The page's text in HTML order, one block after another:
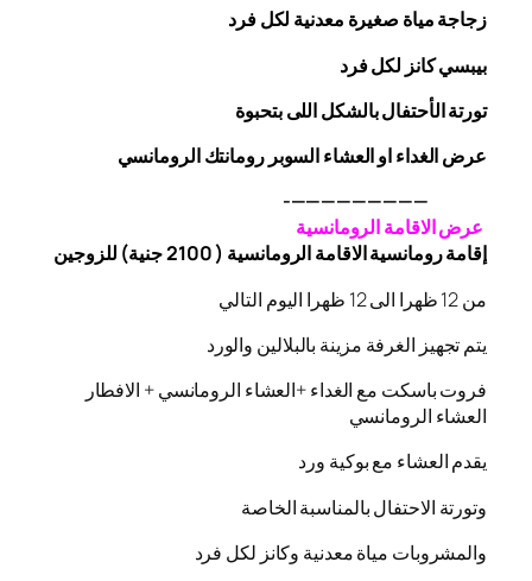
زجاجةمياة صغيرة معدنية لكل فرد
بيبسي كانز لكل فرد
تورتة الأحتفال بالشكل اللى بتحبوة
عرض الغداء او العشاء السوبر رومانتك الرومانسي
—————————-
عرض الاقامة الرومانسية
إقامة رومانسية الاقامة الرومانسية ( 2100 جنية) للزوجين
من 12 ظهرا الى 12 ظهرا اليوم التالي
يتم تجهيز الغرفة مزينة بالبلالين والورد
فروت باسكت مع الغداء +العشاء الرومانسي + الافطار
العشاء الرومانسي
يقدم العشاء مع بوكية ورد
وتورتة الاحتفال بالمناسبة الخاصة
والمشروبات مياة معدنية وكانز لكل فرد